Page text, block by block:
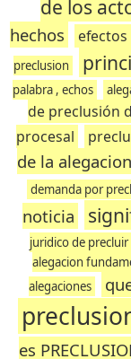
de los
hechos
preclusion
palabra , echos
de preclusión
procesal
de la
demanda por
noticia
juridico de precluir
alegacion
alegaciones
es